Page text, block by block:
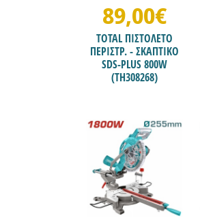
89,00€
TOTAL ΠΙΣΤΟΛΕΤΟ
ΠΕΡΙΣΤΡ. - ΣΚΑΠΤΙΚΟ
SDS-PLUS 800W
(TH308268)